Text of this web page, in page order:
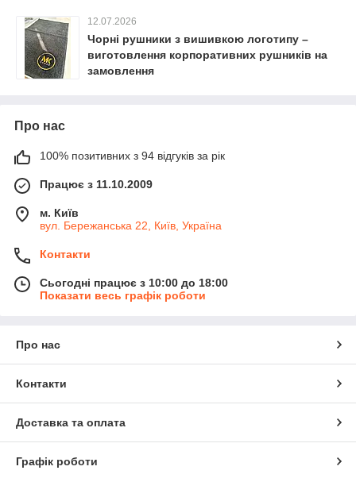
12.07.2026
Чорні рушники з вишивкою логотипу –
виготовлення корпоративних рушників на
замовлення
Про нас
100% позитивних з 94 відгуків за рік
Працює з 11.10.2009
м. Київ
вул. Бережанська 22, Київ, Україна
Контакти
Сьогодні працює з 10:00 до 18:00
Показати весь графік роботи
Про нас
Контакти
Доставка та оплата
Графік роботи